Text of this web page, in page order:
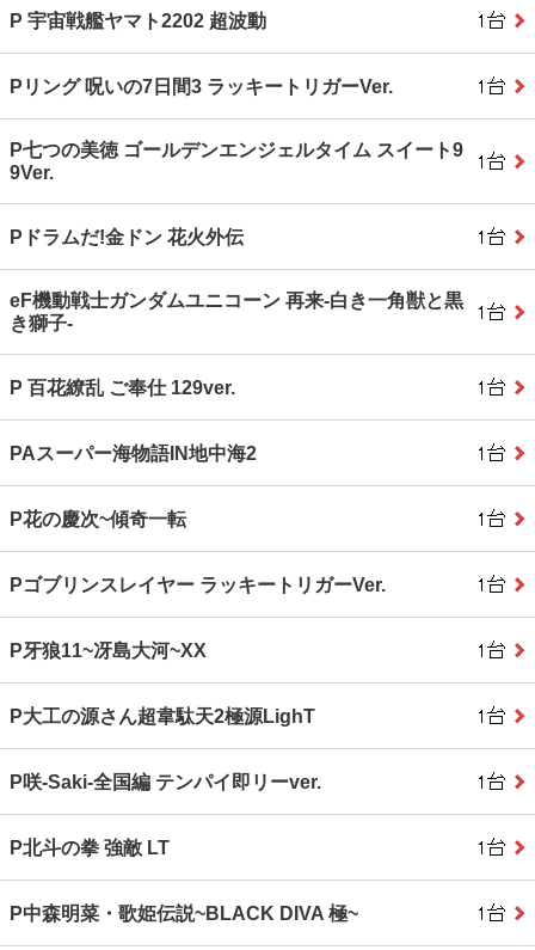
P 宇宙戦艦ヤマト2202 超波動
Pリング 呪いの7日間3 ラッキートリガーVer.
P七つの美徳 ゴールデンエンジェルタイム スイート9
9Ver.
Pドラムだ!金ドン 花火外伝
eF機動戦士ガンダムユニコーン 再来‐白き一角獣と黒
き獅子‐
P 百花繚乱 ご奉仕 129ver.
PAスーパー海物語IN地中海2
P花の慶次~傾奇一転
Pゴブリンスレイヤー ラッキートリガーVer.
P牙狼11~冴島大河~XX
P大工の源さん超韋駄天2極源LighT
P咲‐Saki‐全国編 テンパイ即リーver.
P北斗の拳 強敵 LT
P中森明菜・歌姫伝説~BLACK DIVA 極~